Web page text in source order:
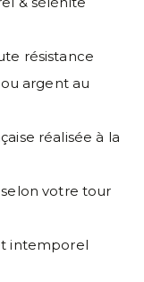
résistance
argent au
réalisée à la
votre tour
intemporel